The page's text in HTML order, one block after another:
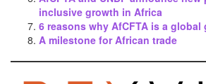
inclusive growth in Africa
6 reasons why AfCFTA is a global
A milestone for African trade